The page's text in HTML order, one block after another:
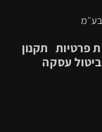
פרטיות תקנון
ביטול עסקה